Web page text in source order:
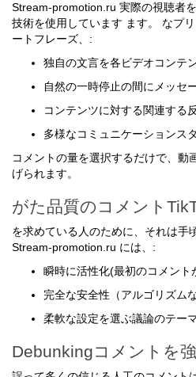
Stream-promotion.ru 実際の視聴者
技術を使用しています ます。 なプ
ートフレーズ、:
独自の文言を各ビデオコンテ
自然の一時停止の間にメッセ
コンテンツに対する関連する
多様なコミュニケーションス
コメントの量を選択するだけで、動
げられます。
がた品質のコメント
を求めている人のために、それは手
Stream-promotion.ru には、:
瞬時に活性化(最初のコメント
完全な安全性（アルゴリズム
柔軟な設定を選ぶ議論のテー
Debunkingコメントを